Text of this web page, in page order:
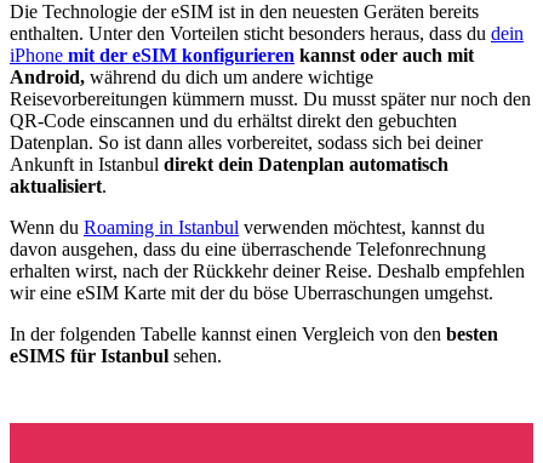
Die Technologie der eSIM ist in den neuesten Geräten bereits
enthalten. Unter den Vorteilen sticht besonders heraus, dass du dein
iPhone mit der eSIM konfigurieren kannst oder auch mit
Android, während du dich um andere wichtige
Reisevorbereitungen kümmern musst. Du musst später nur noch den
QR-Code einscannen und du erhältst direkt den gebuchten
Datenplan. So ist dann alles vorbereitet, sodass sich bei deiner
Ankunft in Istanbul direkt dein Datenplan automatisch
aktualisiert.
Wenn du Roaming in Istanbul verwenden möchtest, kannst du
davon ausgehen, dass du eine überraschende Telefonrechnung
erhalten wirst, nach der Rückkehr deiner Reise. Deshalb empfehlen
wir eine eSIM Karte mit der du böse Uberraschungen umgehst.
In der folgenden Tabelle kannst einen Vergleich von den besten
eSIMS für Istanbul sehen.